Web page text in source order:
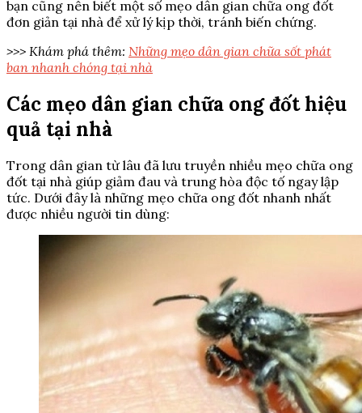
bạn cũng nên biết một số mẹo dân gian chữa ong đốt
đơn giản tại nhà để xử lý kịp thời, tránh biến chứng.
>>> Khám phá thêm: Những mẹo dân gian chữa sốt phát
ban nhanh chóng tại nhà
Các mẹo dân gian chữa ong đốt hiệu
quả tại nhà
Trong dân gian từ lâu đã lưu truyền nhiều mẹo chữa ong
đốt tại nhà giúp giảm đau và trung hòa độc tố ngay lập
tức. Dưới đây là những mẹo chữa ong đốt nhanh nhất
được nhiều người tin dùng: